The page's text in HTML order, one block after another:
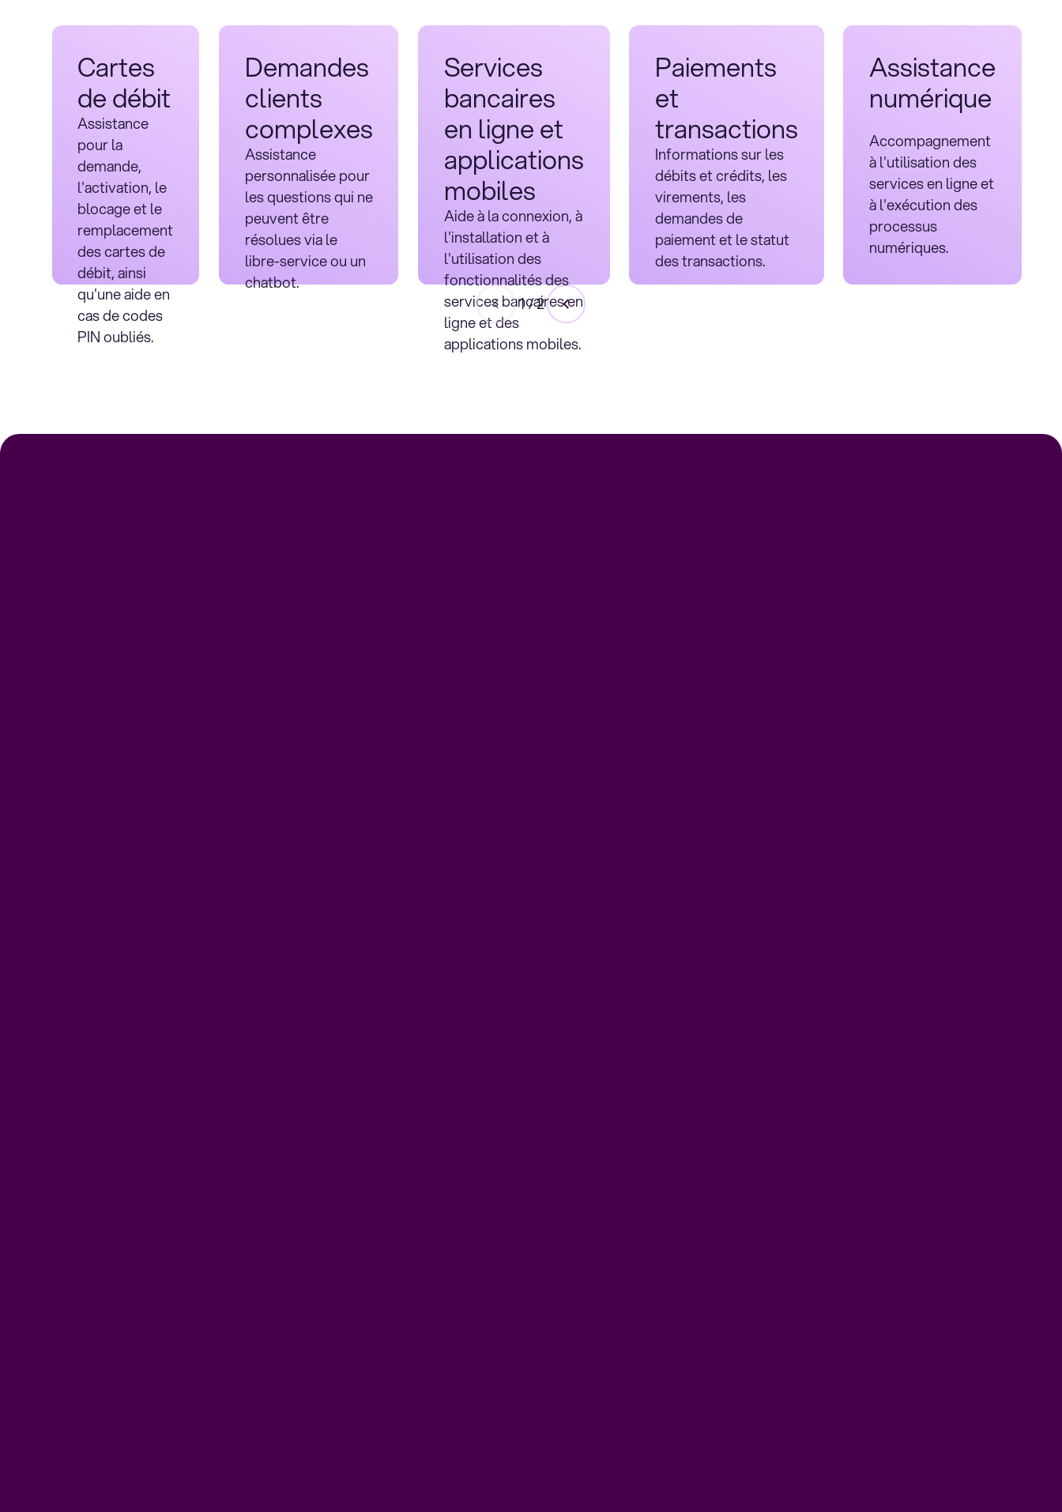
Cartes
de débit
Assistance
pour la
demande,
l'activation, le
blocage et le
remplacement
des cartes de
débit, ainsi
qu'une aide en
cas de codes
PIN oubliés.
Demandes
clients
complexes
Assistance
personnalisée pour
les questions qui ne
peuvent être
résolues via le
libre-service ou un
chatbot.
Services
bancaires
en ligne et
applications
mobiles
Aide à la connexion, à
l'installation et à
l'utilisation des
fonctionnalités des
services bancaires en
ligne et des
applications mobiles.
Paiements
et
transactions
Informations sur les
débits et crédits, les
virements, les
demandes de
paiement et le statut
des transactions.
Assistance
numérique
Accompagnement
à l'utilisation des
services en ligne et
à l'exécution des
processus
numériques.
1/2